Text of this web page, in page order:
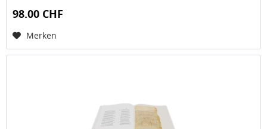
98.00 CHF
Merken